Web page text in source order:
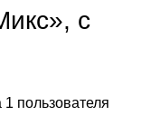
с
1 пользователя